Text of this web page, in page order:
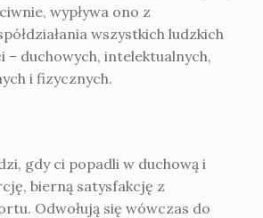
wypływa ono z
wszystkich ludzkich
– duchowych, intelektualnych,
i fizycznych.
gdy ci popadli w duchową i
bierną satysfakcję z
Odwołują się wówczas do